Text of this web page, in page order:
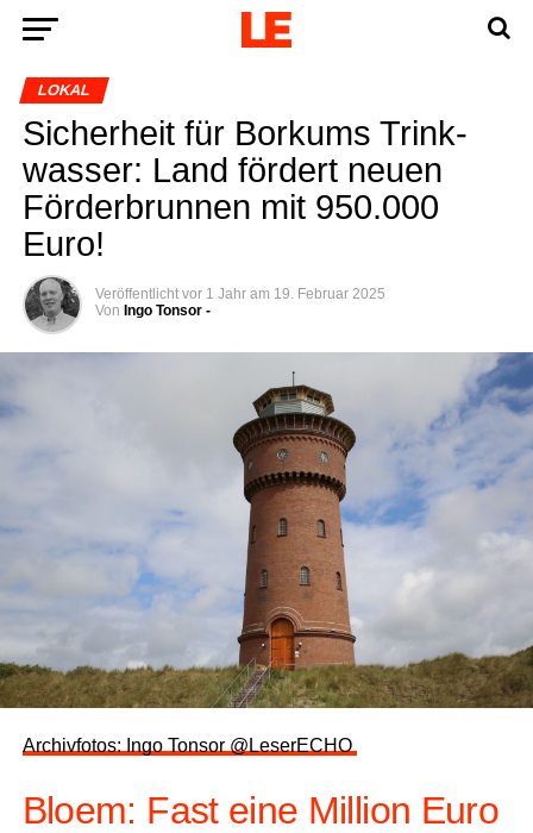
LOKAL
Sicher­heit für Bor­kums Trink­
was­ser: Land för­dert neu­en
För­der­brun­nen mit 950.000
Euro!
Veröffentlicht vor 1 Jahr am 19. Februar 2025
Von Ingo Tonsor -
Archiv­fo­tos: Ingo Ton­sor @LeserECHO
Blo­em: Fast eine Mil­li­on Euro